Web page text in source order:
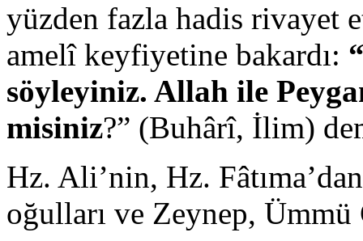
yüzden fazla hadis rivayet
amelî keyfiyetine bakardı:
söyleyiniz. Allah ile
misiniz?” (Buhârî, İlim)
Hz. Ali’nin, Hz.
oğulları ve Zeynep, Ümmü